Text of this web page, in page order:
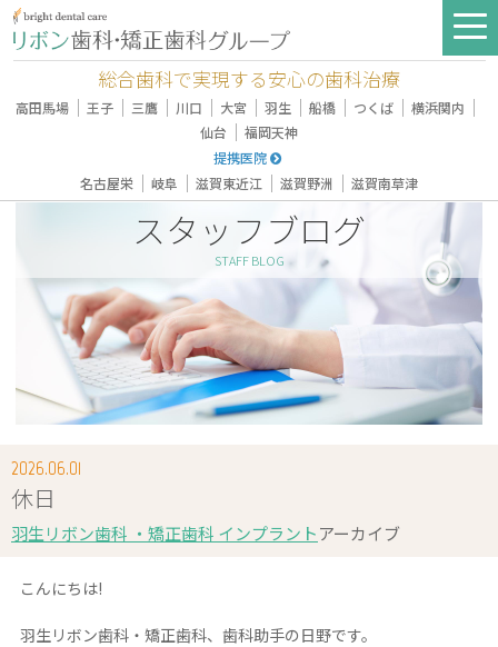
総合歯科で実現する安心の歯科治療
高田馬場 ｜ 王子 ｜ 三鷹 ｜ 川口 ｜ 大宮 ｜ 羽生 ｜ 船橋 ｜ つくば ｜ 横浜関内 ｜
仙台 ｜ 福岡天神
提携医院
名古屋栄 ｜ 岐阜 ｜ 滋賀東近江 ｜ 滋賀野洲 ｜ 滋賀南草津
スタッフブログ
STAFF BLOG
2026.06.01
休日
羽生リボン歯科 ・矯正歯科 インプラントアーカイブ
こんにちは!
羽生リボン歯科・矯正歯科、歯科助手の日野です。